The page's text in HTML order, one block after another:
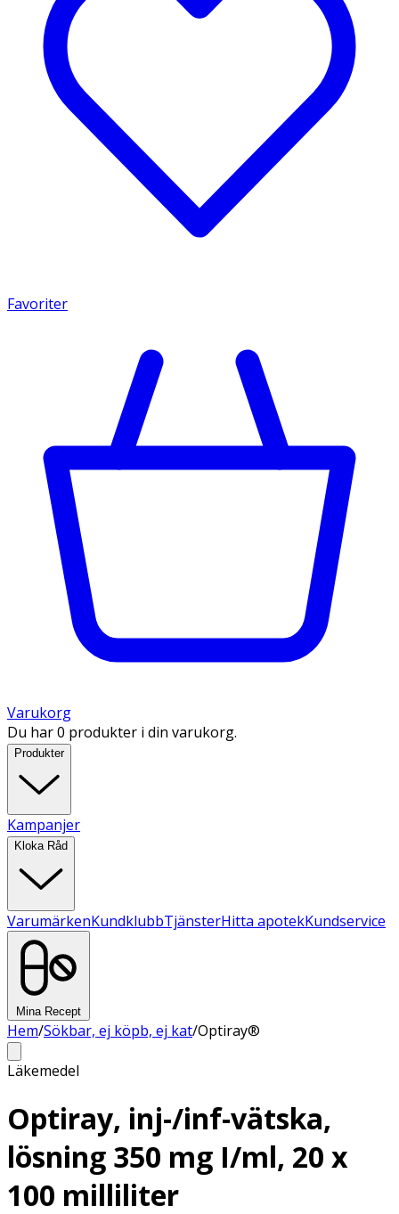
Favoriter
Varukorg
Du har 0 produkter i din varukorg.
Produkter
Kampanjer
Kloka Råd
VarumärkenKundklubbTjänsterHitta apotekKundservice
Mina Recept
Hem/Sökbar, ej köpb, ej kat/Optiray®
Läkemedel
Optiray, inj-/inf-vätska,
lösning 350 mg I/ml, 20 x
100 milliliter